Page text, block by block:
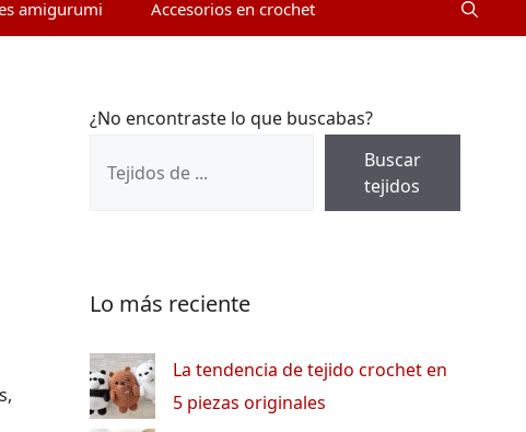
amigurumi Accesorios en crochet
¿No encontraste lo que buscabas?
Buscar
tejidos
Lo más reciente
La tendencia de tejido crochet en
5 piezas originales